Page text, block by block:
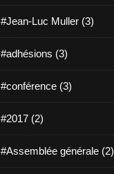
#Jean-Luc Muller (3)
#adhésions (3)
#conférence (3)
#2017 (2)
#Assemblée générale (2)